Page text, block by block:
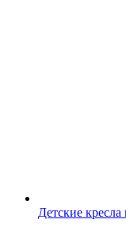
Детские